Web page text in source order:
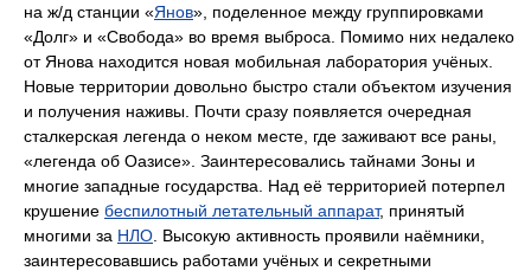
на ж/д станции «Янов», поделенное между группировками
«Долг» и «Свобода» во время выброса. Помимо них недалеко
от Янова находится новая мобильная лаборатория учёных.
Новые территории довольно быстро стали объектом изучения
и получения наживы. Почти сразу появляется очередная
сталкерская легенда о неком месте, где заживают все раны,
«легенда об Оазисе». Заинтересовались тайнами Зоны и
многие западные государства. Над её территорией потерпел
крушение беспилотный летательный аппарат, принятый
многими за НЛО . Высокую активность проявили наёмники,
заинтересовавшись работами учёных и секретными